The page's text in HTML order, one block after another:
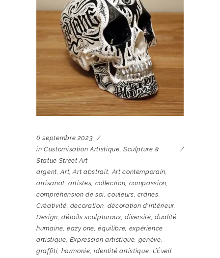
6 septembre 2023
in Customisation Artistique, Sculpture &
Statue Street Art
argent,Art,Art abstrait,Art contemporain,
artisanat,artistes, collection, compassion,
compréhension de soi,couleurs, crânes,
Créativité, decoration, décoration d'intérieur,
Design,détails sculpturaux, diversité,dualité
humaine, eazy one,équilibre, expérience
artistique, Expression artistique, genève,
graffiti, harmonie,identité artistique, L’Éveil